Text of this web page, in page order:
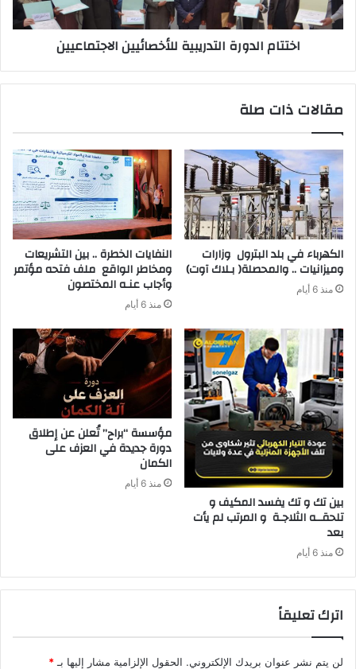
اختتام الدورة التدريبية للأخصائيين الاجتماعيين
مقالات ذات صلة
‬وميزانيات‭ .. ‬والمحصلة‭ )‬بـلاك‭ ‬آوت)
منذ 6 أيام ‬وأجاب‭ ‬عنـه‭ ‬المختصون
منذ 6 أيام
‬بعد‭ ‬
منذ 6 أيام
مؤسسة “براح” تُعلن عن إطلاق
دورة جديدة في العزف على
الكمان
منذ 6 أيام
اترك تعليقاً
لن يتم نشر عنوان بريدك الإلكتروني. الحقول الإلزامية مشار إليها بـ *